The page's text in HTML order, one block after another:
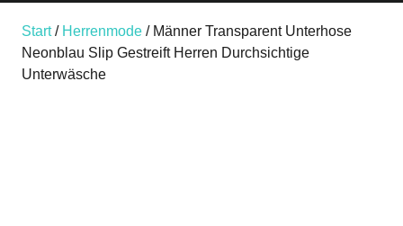
Start/ Herrenmode / Männer Transparent Unterhose
Neonblau Slip Gestreift Herren Durchsichtige
Unterwäsche